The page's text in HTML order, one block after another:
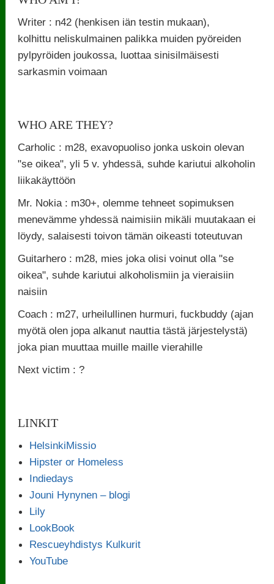
Writer : n42 (henkisen iän testin mukaan),
kolhittu neliskulmainen palikka muiden pyöreiden
pylpyröiden joukossa, luottaa sinisilmäisesti
sarkasmin voimaan
WHO ARE THEY?
Carholic : m28, exavopuoliso jonka uskoin olevan
"se oikea", yli 5 v. yhdessä, suhde kariutui alkoholin
liikakäyttöön
Mr. Nokia : m30+, olemme tehneet sopimuksen
menevämme yhdessä naimisiin mikäli muutakaan ei
löydy, salaisesti toivon tämän oikeasti toteutuvan
Guitarhero : m28, mies joka olisi voinut olla "se
oikea", suhde kariutui alkoholismiin ja vieraisiin
naisiin
Coach : m27, urheilullinen hurmuri, fuckbuddy (ajan
myötä olen jopa alkanut nauttia tästä järjestelystä)
joka pian muuttaa muille maille vierahille
Next victim : ?
LINKIT
HelsinkiMissio
Hipster or Homeless
Indiedays
Jouni Hynynen – blogi
Lily
LookBook
Rescueyhdistys Kulkurit
YouTube